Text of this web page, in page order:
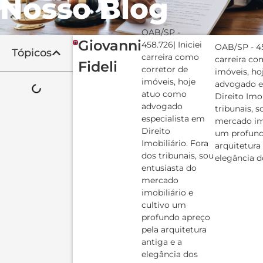
Nosso Blog
Tópicos
Giovanni
Fideli
OAB/SP -
458.726| Iniciei
carreira como
corretor de
imóveis, hoje
atuo como
advogado
especialista em
Direito
Imobiliário. Fora
dos tribunais, sou
entusiasta do
mercado
imobiliário e
cultivo um
profundo apreço
pela arquitetura
antiga e a
elegância dos
OAB/SP -
carreira
imóveis,
advogado
Direito
tribunais,
mercado
um
arquitetura
elegância